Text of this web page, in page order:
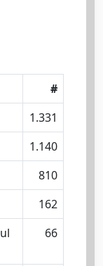
#
1.331
1.140
810
162
66